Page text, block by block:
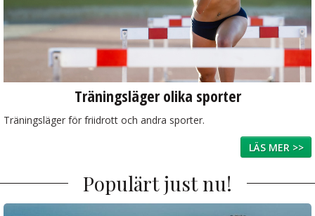
Träningsläger olika sporter
Träningsläger för friidrott och andra sporter.
LÄS MER >>
Populärt just nu!